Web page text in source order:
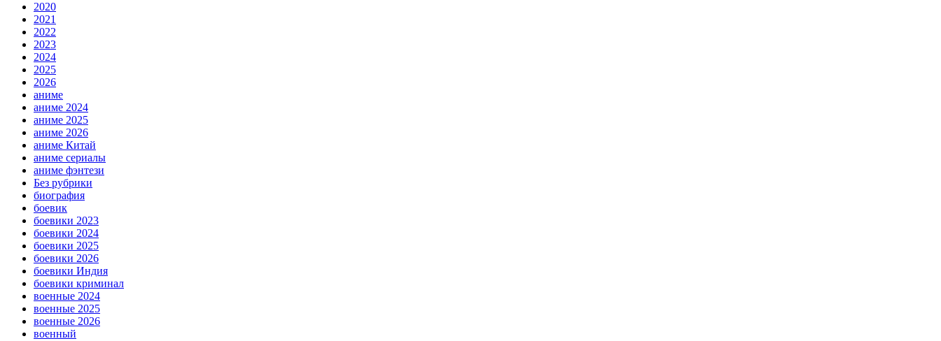
2020
2021
2022
2023
2024
2025
2026
аниме
аниме 2024
аниме 2025
аниме 2026
аниме Китай
аниме сериалы
аниме фэнтези
Без рубрики
биография
боевик
боевики 2023
боевики 2024
боевики 2025
боевики 2026
боевики Индия
боевики криминал
военные 2024
военные 2025
военные 2026
военный